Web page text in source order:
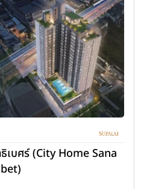
เบศร์ (City Home Sana